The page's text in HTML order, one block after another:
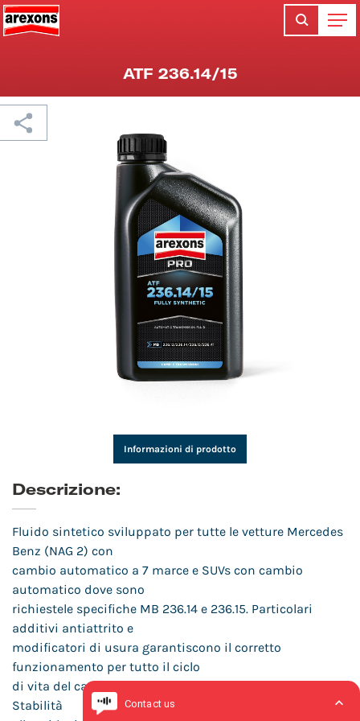
ATF 236.14/15
Informazioni di prodotto
Descrizione:
Fluido sintetico sviluppato per tutte le vetture Mercedes
Benz (NAG 2) con
cambio automatico a 7 marce e SUVs con cambio
automatico dove sono
richiestele specifiche MB 236.14 e 236.15. Particolari
additivi antiattrito e
modificatori di usura garantiscono il corretto
funzionamento per tutto il ciclo
di vita del cambio.Ottime proprietà di “Fuel Economy”.
Stabilità